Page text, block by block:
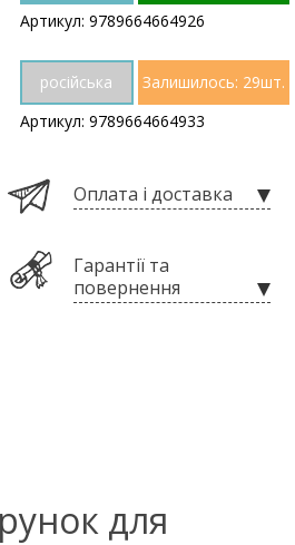
Артикул: 9789664664926
російська
Залишилось: 29шт.
Артикул: 9789664664933
Оплата і доставка
Гарантії та
повернення
для